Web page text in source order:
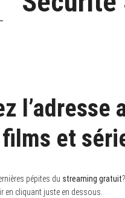
et
pépites du streaming gratuit
en cliquant juste en dessous.